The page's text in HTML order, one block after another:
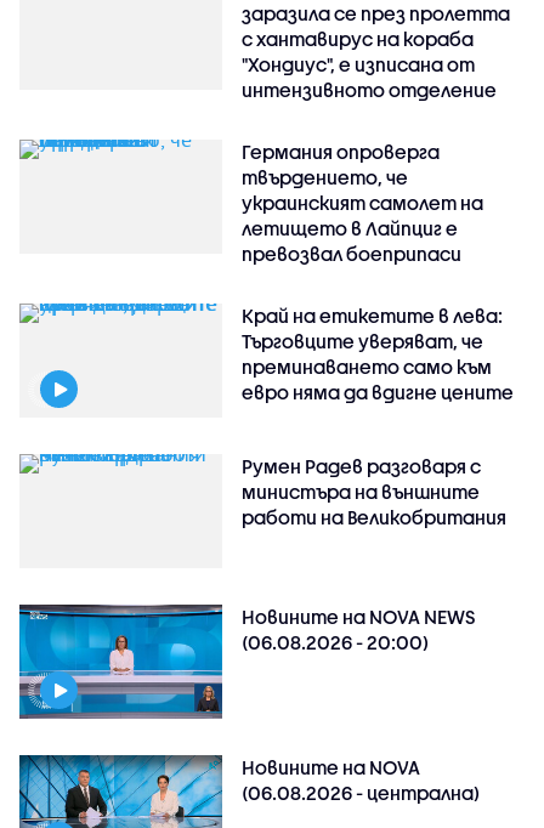
заразила се през пролетта
с хантавирус на кораба
"Хондиус", е изписана от
интензивното отделение
Германия опроверга
твърдението, че
украинският самолет на
летището в Лайпциг е
превозвал боеприпаси
Край на етикетите в лева:
Търговците уверяват, че
преминаването само към
евро няма да вдигне цените
Румен Радев разговаря с
министъра на външните
работи на Великобритания
Новините на NOVA NEWS
(06.08.2026 - 20:00)
Новините на NOVA
(06.08.2026 - централна)